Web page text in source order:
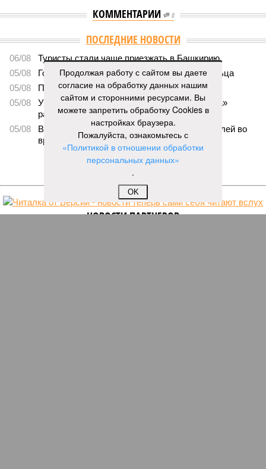
КОММЕНТАРИИ 0
ПОСЛЕДНИЕ НОВОСТИ
06/08
Туристы стали чаще приезжать в Башкирию
05/08
Гостинице «Бирск» не нашли нового владельца
05/08
Правила проверок такси изменились
05/08
Уголовное дело экс-главы «Башкиравтодора»
рассмотрят в кассации
05/08
В Башкирии гостья лишилась 600 тысяч рублей во
время застолья
ЕЩЕ НОВОСТИ
НОВОСТИ ПАРТНЕРОВ
Продолжая работу с сайтом вы даете
согласие на обработку данных нашим
сайтом и сторонними ресурсами. Вы
можете запретить обработку Cookies в
настройках браузера.
Пожалуйста, ознакомьтесь с
«Политикой в отношении обработки
персональных данных»
.
OK